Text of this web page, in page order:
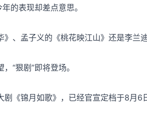
的表现却差点意思。
》、孟子义的《桃花映江山》还是李兰
“狠剧”即将登场。
剧《锦月如歌》，已经官宣定档于8月6